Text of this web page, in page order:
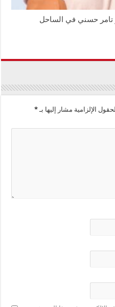
.. تذاكر تامر حسني في الساحل
الإلزامية مشار إليها بـ*